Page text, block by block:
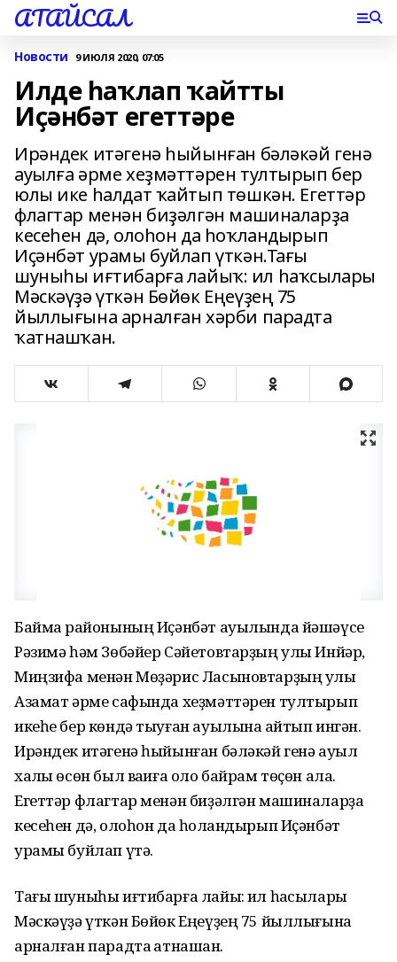
АТАЙСАЛ
Новости 9 ИЮЛЯ 2020, 07:05
Илде һаҡлап ҡайтты
Иҫәнбәт егеттәре
Ирәндек итәгенә һыйынған бәләкәй генә
ауылға әрме хеҙмәттәрен тултырып бер
юлы ике һалдат ҡайтып төшкән. Егеттәр
флагтар менән биҙәлгән машиналарҙа
кесеһен дә, олоһон да һоҡландырып
Иҫәнбәт урамы буйлап үткән.Тағы
шуныһы иғтибарға лайыҡ: ил һаҡсылары
Мәскәүҙә үткән Бөйөк Еңеүҙең 75
йыллығына арналған хәрби парадта
ҡатнашҡан.
Баймаҡ районының Иҫәнбәт ауылында йәшәүсе
Рәзимә һәм Зөбәйер Сәйетовтарҙың улы Инйәр,
Миңзифа менән Мөҙәрис Ласыновтарҙың улы
Азамат әрме сафында хеҙмәттәрен тултырып
икеһе бер көндә тыуған ауылына ҡайтып ингән.
Ирәндек итәгенә һыйынған бәләкәй генә ауыл
халҡы өсөн был ваҡиға оло байрам төҫөн ала.
Егеттәр флагтар менән биҙәлгән машиналарҙа
кесеһен дә, олоһон да һоҡландырып Иҫәнбәт
урамы буйлап үтә.
Тағы шуныһы иғтибарға лайыҡ: ил һаҡсылары
Мәскәүҙә үткән Бөйөк Еңеүҙең 75 йыллығына
арналған парадта ҡатнашҡан.